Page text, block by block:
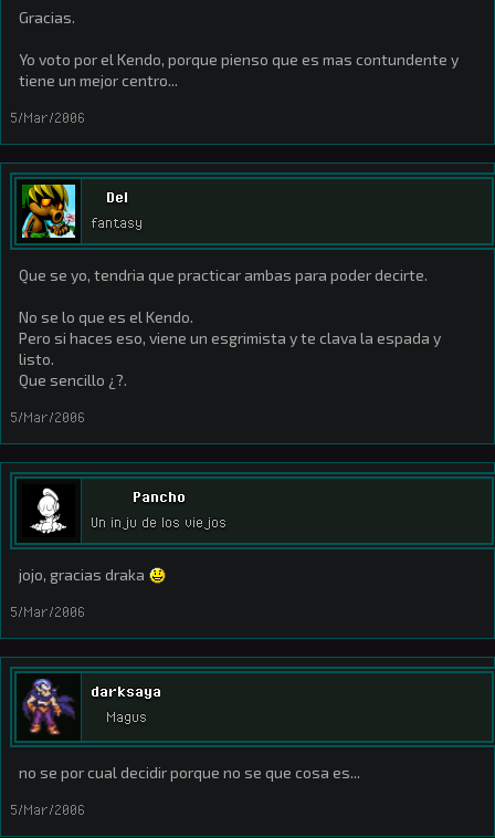
Gracias.
Yo voto por el Kendo, porque pienso que es mas contundente y
tiene un mejor centro...
5/Mar/2006
Del
fantasy
Que se yo, tendria que practicar ambas para poder decirte.
No se lo que es el Kendo.
Pero si haces eso, viene un esgrimista y te clava la espada y
listo.
Que sencillo ¿?.
5/Mar/2006
Pancho
Un inju de los viejos
jojo, gracias draka
5/Mar/2006
darksaya
Magus
no se por cual decidir porque no se que cosa es...
5/Mar/2006